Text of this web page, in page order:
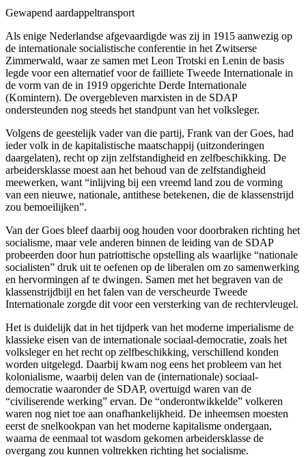
Gewapend aardappeltransport
Als enige Nederlandse afgevaardigde was zij in 1915 aanwezig op
de internationale socialistische conferentie in het Zwitserse
Zimmerwald, waar ze samen met Leon Trotski en Lenin de basis
legde voor een alternatief voor de failliete Tweede Internationale in
de vorm van de in 1919 opgerichte Derde Internationale
(Komintern). De overgebleven marxisten in de SDAP
ondersteunden nog steeds het standpunt van het volksleger.
Volgens de geestelijk vader van die partij, Frank van der Goes, had
ieder volk in de kapitalistische maatschappij (uitzonderingen
daargelaten), recht op zijn zelfstandigheid en zelfbeschikking. De
arbeidersklasse moest aan het behoud van de zelfstandigheid
meewerken, want “inlijving bij een vreemd land zou de vorming
van een nieuwe, nationale, antithese betekenen, die de klassenstrijd
zou bemoeilijken”.
Van der Goes bleef daarbij oog houden voor doorbraken richting het
socialisme, maar vele anderen binnen de leiding van de SDAP
probeerden door hun patriottische opstelling als waarlijke “nationale
socialisten” druk uit te oefenen op de liberalen om zo samenwerking
en hervormingen af te dwingen. Samen met het begraven van de
klassenstrijdbijl en het falen van de verscheurde Tweede
Internationale zorgde dit voor een versterking van de rechtervleugel.
Het is duidelijk dat in het tijdperk van het moderne imperialisme de
klassieke eisen van de internationale sociaal-democratie, zoals het
volksleger en het recht op zelfbeschikking, verschillend konden
worden uitgelegd. Daarbij kwam nog eens het probleem van het
kolonialisme, waarbij delen van de (internationale) sociaal-
democratie waaronder de SDAP, overtuigd waren van de
“civiliserende werking” ervan. De “onderontwikkelde” volkeren
waren nog niet toe aan onafhankelijkheid. De inheemsen moesten
eerst de snelkookpan van het moderne kapitalisme ondergaan,
waarna de eenmaal tot wasdom gekomen arbeidersklasse de
overgang zou kunnen voltrekken richting het socialisme.